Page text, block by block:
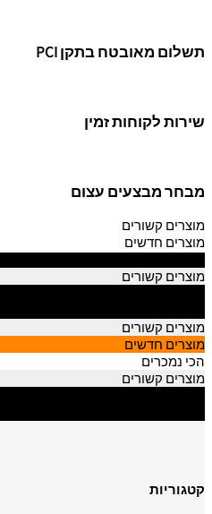
תשלום מאובטח בתקן PCI
שירות לקוחות זמין
מבחר מבצעים עצום
מוצרים קשורים
מוצרים חדשים
מוצרים קשורים
מוצרים קשורים
מוצרים חדשים
הכי נמכרים
מוצרים קשורים
קטגוריות